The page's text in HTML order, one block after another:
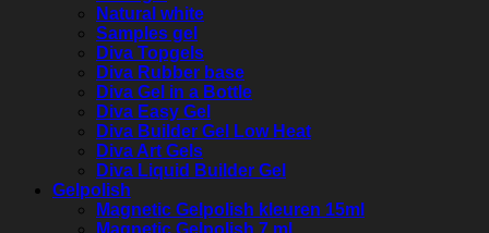
Natural white
Samples gel
Diva Topgels
Diva Rubber base
Diva Gel in a Bottle
Diva Easy Gel
Diva Builder Gel Low Heat
Diva Art Gels
Diva Liquid Builder Gel
Gelpolish
Magnetic Gelpolish kleuren 15ml